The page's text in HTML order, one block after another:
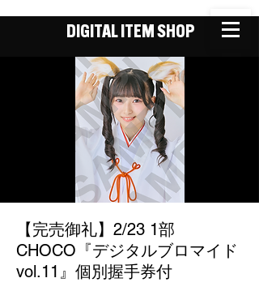
DIGITAL ITEM SHOP
【完売御礼】2/23 1部
CHOCO『デジタルブロマイド
vol.11』個別握手券付